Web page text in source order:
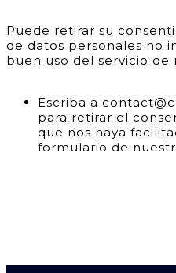
Puede retirar su
de datos personales no
buen uso del servicio de
Escriba a
para retirar el
que nos haya
formulario de